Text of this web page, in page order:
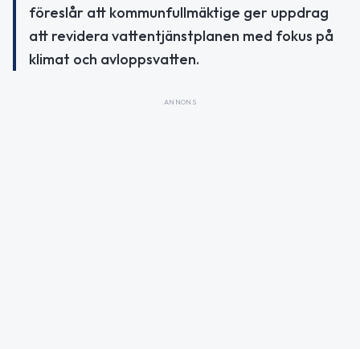
föreslår att kommunfullmäktige ger uppdrag
att revidera vattentjänstplanen med fokus på
klimat och avloppsvatten.
ANNONS